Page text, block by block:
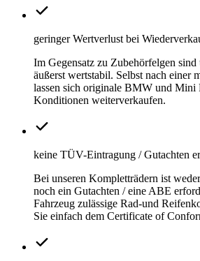
geringer Wertverlust bei
Im Gegensatz zu Zubehörfelgen
äußerst wertstabil. Selbst nach einer
lassen sich originale BMW und Mini
Konditionen weiterverkaufen.
keine TÜV-Eintragung / Gutachten
Bei unseren Kompletträdern ist
noch ein Gutachten / eine ABE
Fahrzeug zulässige Rad-und
Sie einfach dem Certificate of